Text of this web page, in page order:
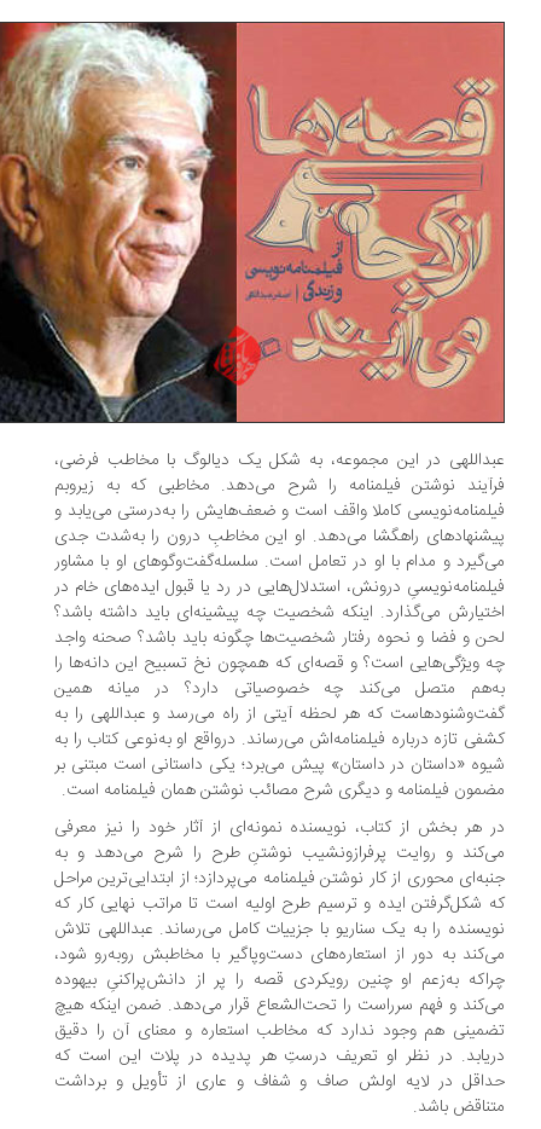
در این مجموعه، به شکل یک دیالوگ با مخاطب فرضی،
نوشتن فیلمنامه را شرح می‌دهد. مخاطبی که به زیروبم
کاملا واقف است و ضعف‌هایش را به‌درستی می‌یابد و
راهگشا می‌دهد. او این مخاطبِ درون را به‌شدت جدی
و مدام با او در تعامل است. سلسله‌گفت‌وگوهای او با مشاور
درونش، استدلال‌هایی در رد یا قبول ایده‌های خام در
می‌گذارد. اینکه شخصیت چه پیشینه‌ای باید داشته باشد؟
و فضا و نحوه‌ رفتار شخصیت‌ها چگونه باید باشد؟ صحنه واجد
ویژگی‌هایی است؟ و قصه‌ای که همچون نخ تسبیح این دانه‌ها را
متصل می‌کند چه خصوصیاتی دارد؟ در میانه‌ همین
که هر لحظه آیتی از راه می‌رسد و عبداللهی را به
تازه درباره‌ فیلمنامه‌اش می‌رساند. درواقع او به‌نوعی کتاب را به
«داستان در داستان» پیش می‌برد؛ یکی داستانی است مبتنی بر
فیلمنامه و دیگری شرح مصائب نوشتن همان فیلمنامه است.
هر بخش از کتاب، نویسنده نمونه‌ای از آثار خود را نیز معرفی
و روایت پرفرازونشیب نوشتنِ طرح را شرح می‌دهد و به
محوری از کار نوشتن فیلمنامه می‌پردازد؛ از ابتدایی‌ترین مراحل
شکل‌گرفتن ایده و ترسیم طرح اولیه است تا مراتب نهایی کار که
را به یک سناریو با جزییات کامل می‌رساند. عبداللهی تلاش
به دور از استعاره‌های دست‌وپاگیر با مخاطبش روبه‌رو شود،
به‌زعم او چنین رویکردی قصه را پر از دانش‌پراکنیِ بیهوده
و فهم سرراست را تحت‌الشعاع قرار می‌دهد. ضمن اینکه هیچ
هم وجود ندارد که مخاطب استعاره و معنای آن را دقیق
در نظر او تعریف درستِ هر پدیده در پلات این است که
در لایه‌ اولش صاف و شفاف و عاری از تأویل و برداشت
باشد.